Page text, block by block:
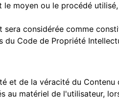
moyen ou le procédé
considérée comme
Code de Propriété
et de la véracité du Contenu
au matériel de l'utilisateur,